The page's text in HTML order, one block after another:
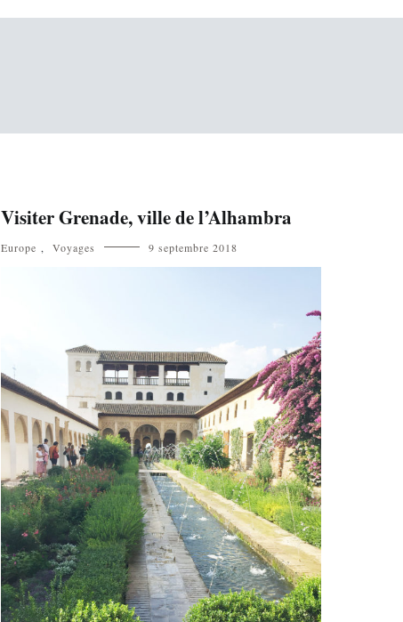
Visiter Grenade, ville de l’Alhambra
Europe , Voyages 9 septembre 2018